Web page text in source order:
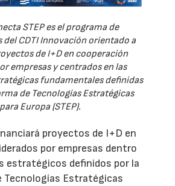
STEP es el programa de
del CDTI Innovación orientado a
de I+D en cooperación
empresas y centrados en las
fundamentales definidas
de Tecnologías Estratégicas
para Europa (STEP).
proyectos de I+D en
por empresas dentro
estratégicos definidos por la
Tecnologías Estratégicas